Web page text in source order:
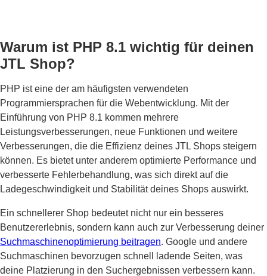
Warum ist PHP 8.1 wichtig für deinen
JTL Shop?
PHP ist eine der am häufigsten verwendeten
Programmiersprachen für die Webentwicklung. Mit der
Einführung von PHP 8.1 kommen mehrere
Leistungsverbesserungen, neue Funktionen und weitere
Verbesserungen, die die Effizienz deines JTL Shops steigern
können. Es bietet unter anderem optimierte Performance und
verbesserte Fehlerbehandlung, was sich direkt auf die
Ladegeschwindigkeit und Stabilität deines Shops auswirkt.
Ein schnellerer Shop bedeutet nicht nur ein besseres
Benutzererlebnis, sondern kann auch zur Verbesserung deiner
Suchmaschinenoptimierung beitragen. Google und andere
Suchmaschinen bevorzugen schnell ladende Seiten, was
deine Platzierung in den Suchergebnissen verbessern kann.